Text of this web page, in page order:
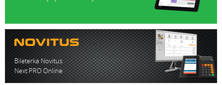
Bileterka Novitus
Next PRO Online